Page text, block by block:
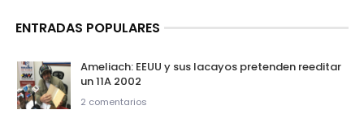
ENTRADAS POPULARES
Ameliach: EEUU y sus lacayos pretenden reeditar
un 11A 2002
2 comentarios